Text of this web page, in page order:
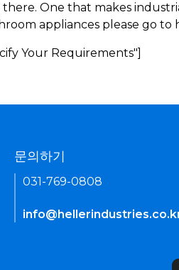
One that makes
appliances please go to
Your Requirements"]
문의하기
031-769-0808